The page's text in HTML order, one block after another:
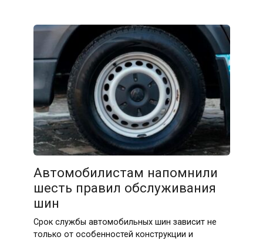
Автомобилистам напомнили
шесть правил обслуживания
шин
Срок службы автомобильных шин зависит не
только от особенностей конструкции и